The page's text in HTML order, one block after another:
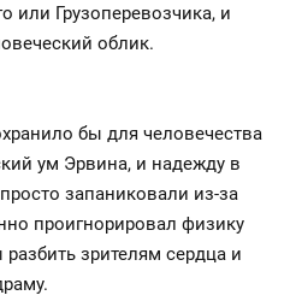
или Грузоперевозчика, и
облик.
бы для человечества
ум Эрвина, и надежду в
запаниковали из-за
проигнорировал физику
зрителям сердца и